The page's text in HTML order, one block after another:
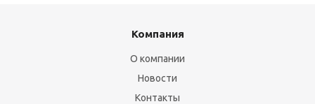
Компания
О компании
Новости
Контакты